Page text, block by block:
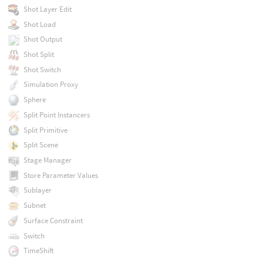
Shot Layer Edit
Shot Load
Shot Output
Shot Split
Shot Switch
Simulation Proxy
Sphere
Split Point Instancers
Split Primitive
Split Scene
Stage Manager
Store Parameter Values
Sublayer
Subnet
Surface Constraint
Switch
TimeShift